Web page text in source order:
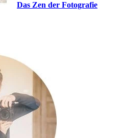
Das Zen der Fotografie